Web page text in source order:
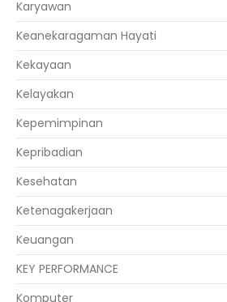
Karyawan
Keanekaragaman Hayati
Kekayaan
Kelayakan
Kepemimpinan
Kepribadian
Kesehatan
Ketenagakerjaan
Keuangan
KEY PERFORMANCE
Komputer